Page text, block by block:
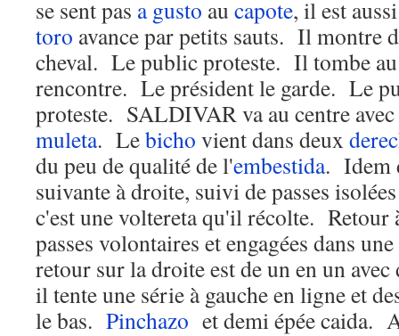
se sent pas a gusto au capote, il est
toro avance par petits sauts. Il montre
cheval. Le public proteste. Il tombe
rencontre. Le président le garde. Le
proteste. SALDIVAR va au centre
muleta. Lebicho vient dans deux
du peu de qualité de l'embestida. Idem
suivante à droite, suivi de passes
c'est une voltereta qu'il récolte. Retour
passes volontaires et engagées dans
retour sur la droite est de un en un
il tente une série à gauche en ligne et
le bas. Pinchazo et demi épée caida.